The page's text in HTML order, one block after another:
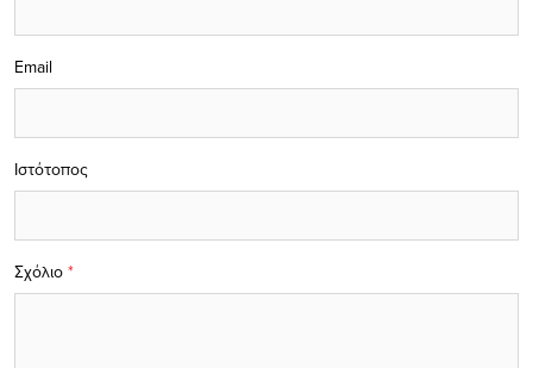
Σχόλιο *
Email
Ιστότοπος